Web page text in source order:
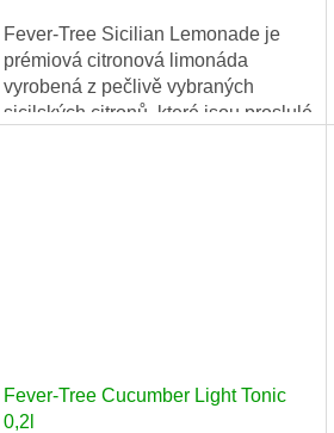
Fever-Tree Sicilian Lemonade je
prémiová citronová limonáda
vyrobená z pečlivě vybraných
sicilských citronů, které jsou proslulé
Fever-Tree Cucumber Light Tonic
0,2l